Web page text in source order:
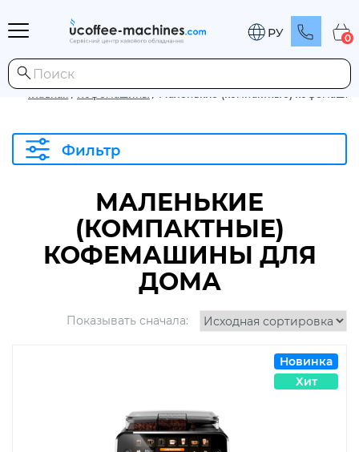
РУ 0
Главная / Кофемашины / Маленькие (компактные)
Фильтр
МАЛЕНЬКИЕ
(КОМПАКТНЫЕ)
КОФЕМАШИНЫ ДЛЯ
ДОМА
Показывать сначала:
Новинка
Хит